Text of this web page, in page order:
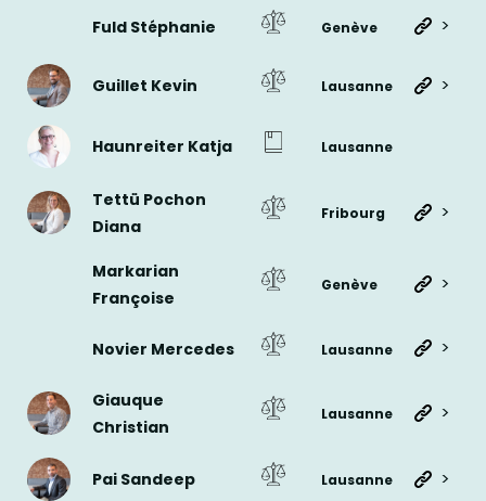
Fuld Stéphanie Genève >
Guillet Kevin Lausanne >
Haunreiter Katja Lausanne
Tettü Pochon
Diana
Fribourg >
Markarian
Françoise
Genève >
Novier Mercedes Lausanne >
Giauque
Christian
Lausanne >
Pai Sandeep Lausanne >